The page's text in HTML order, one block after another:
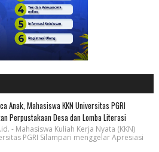
Anak, Mahasiswa KKN Universitas PGRI
Perpustakaan Desa dan Lomba Literasi
- Mahasiswa Kuliah Kerja Nyata (KKN)
PGRI Silampari menggelar Apresiasi